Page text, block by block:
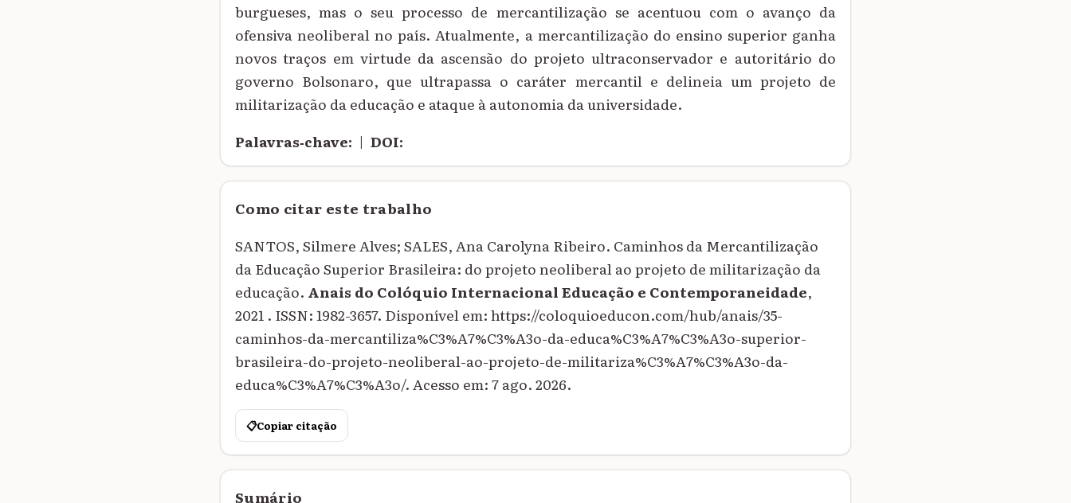
burgueses, mas o seu processo de mercantilização se acentuou com o avanço da
ofensiva neoliberal no país. Atualmente, a mercantilização do ensino superior ganha
novos traços em virtude da ascensão do projeto ultraconservador e autoritário do
governo Bolsonaro, que ultrapassa o caráter mercantil e delineia um projeto de
militarização da educação e ataque à autonomia da universidade.
Palavras‑chave: | DOI:
Como citar este trabalho
SANTOS, Silmere Alves; SALES, Ana Carolyna Ribeiro. Caminhos da Mercantilização
da Educação Superior Brasileira: do projeto neoliberal ao projeto de militarização da
educação. Anais do Colóquio Internacional Educação e Contemporaneidade,
2021 . ISSN: 1982-3657. Disponível em: https://coloquioeducon.com/hub/anais/35-
caminhos-da-mercantiliza%C3%A7%C3%A3o-da-educa%C3%A7%C3%A3o-superior-
brasileira-do-projeto-neoliberal-ao-projeto-de-militariza%C3%A7%C3%A3o-da-
educa%C3%A7%C3%A3o/. Acesso em: 7 ago. 2026.
📋Copiar citação
Sumário